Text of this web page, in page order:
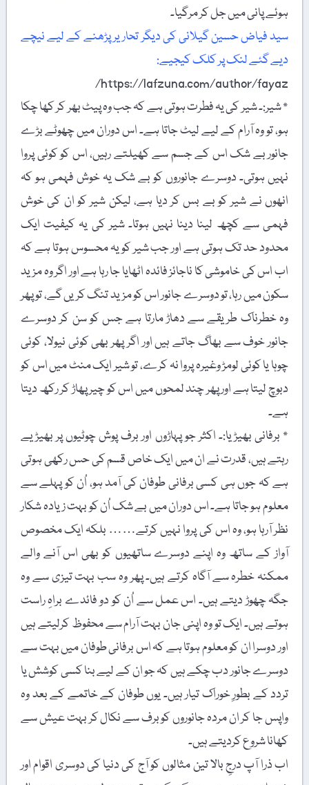
ہوئے پانی میں جل کر مرگیا۔
سید فیاض حسین گیلانی کی دیگر تحاریر پڑھنے کے لیے نیچے
دیے گئے لنک پر کلک کیجیے:
https://lafzuna.com/author/fayaz/
٭ شیر:۔ شیر کی یہ فطرت ہوتی ہے کہ جب وہ پیٹ بھر کر کھا چکا
ہو، تو وہ آرام کے لیے لیٹ جاتا ہے۔ اس دوران میں چھوٹے بڑے
جانور بے شک اس کے جسم سے کھیلتے رہیں، اس کو کوئی پروا
نہیں ہوتی۔ دوسرے جانوروں کو بے شک یہ خوش فہمی ہو کہ
انھوں نے شیر کو بے بس کر دیا ہے، لیکن شیر کو ان کی خوش
فہمی سے کچھ لینا دینا نہیں ہوتا۔ شیر کی یہ کیفیت ایک
محدود حد تک ہوتی ہے اور جب شیر کو یہ محسوس ہوتا ہے کہ
اب اس کی خاموشی کا ناجائز فائدہ اٹھایا جا رہا ہے اور اگر وہ مزید
سکون میں رہا، تو دوسرے جانور اس کو مزید تنگ کریں گے، تو پھر
وہ خطرناک طریقے سے دھاڑ مارتا ہے جس کو سن کر دوسرے
جانور خوف سے بھاگ جاتے ہیں اور اگر پھر بھی کوئی نیولا، کوئی
چوہا یا کوئی لومڑ وغیرہ پروا نہ کرے، تو شیر ایک منٹ میں اس کو
دبوچ لیتا ہے اور پھر چند لمحوں میں اس کو چیر پھاڑ کر رکھ دیتا
ہے۔
٭ برفانی بھیڑیا:۔ اکثر جو پہاڑوں اور برف پوش چوٹیوں پر بھیڑیے
رہتے ہیں، قدرت نے ان میں ایک خاص قسم کی حس رکھی ہوتی
ہے کہ جوں ہی کسی برفانی طوفان کی آمد ہو، اُن کو پہلے سے
معلوم ہو جاتا ہے۔ اس دوران میں بے شک اُن کو بہت زیادہ شکار
نظر آرہا ہو، وہ اس کی پروا نہیں کرتے…… بلکہ ایک مخصوص
آواز کے ساتھ وہ اپنے دوسرے ساتھیوں کو بھی اس آنے والے
ممکنہ خطرہ سے آگاہ کرتے ہیں۔ پھر وہ سب بہت تیزی سے وہ
جگہ چھوڑ دیتے ہیں۔ اس عمل سے اُن کو دو فائدے براہِ راست
ہوتے ہیں۔ ایک تو وہ اپنی جان بہت آرام سے محفوظ کرلیتے ہیں
اور دوسرا ان کو معلوم ہوتا ہے کہ اس برفانی طوفان میں بہت سے
دوسرے جانور دب چکے ہیں کہ جو ان کے لیے بنا کسی کوشش یا
تردد کے بطورِ خوراک تیار ہیں۔ یوں طوفان کے خاتمے کے بعد وہ
واپس جا کر ان مردہ جانوروں کوبرف سے نکال کر بہت عیش سے
کھانا شروع کردیتے ہیں۔
اب ذرا آپ درجِ بالا تین مثالوں کو آج کی دنیا کی دوسری اقوام اور